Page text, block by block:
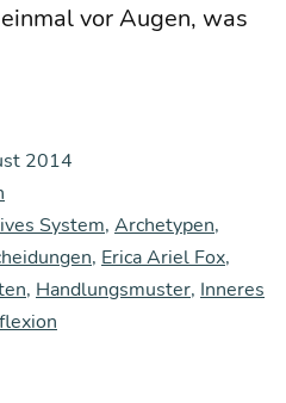
vor Augen, was
2014
System, Archetypen,
, Erica Ariel Fox,
, Handlungsmuster, Inneres